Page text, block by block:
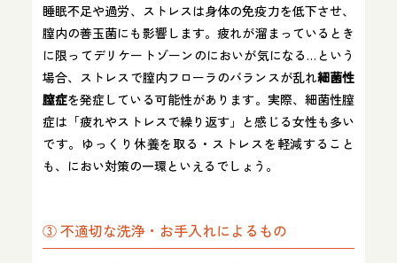
睡眠不足や過労、ストレスは身体の免疫力を低下させ、
膣内の善玉菌にも影響します​。疲れが溜まっているとき
に限ってデリケートゾーンのにおいが気になる…という
場合、ストレスで膣内フローラのバランスが乱れ細菌性
膣症を発症している可能性があります​。実際、細菌性膣
症は「疲れやストレスで繰り返す」と感じる女性も多い
です。ゆっくり休養を取る・ストレスを軽減すること
も、におい対策の一環といえるでしょう。
③ 不適切な洗浄・お手入れによるもの